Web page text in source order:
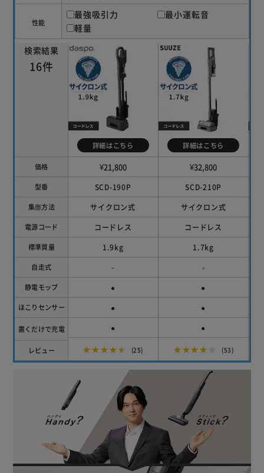
性能
最強吸引力
最小運転音
軽量
価格
型番
集塵方法
電源コード
標準質量
自走式
静電モップ
ほこりセンサー
置くだけで充電
レビュー
詳細はこちら
¥21,800
SCD-190P
サイクロン式
コードレス
1.9kg
-
●
●
●
★★★★★ (25)
詳細はこちら
¥32,800
SCD-210P
サイクロン式
コードレス
1.7kg
-
●
●
●
★★★★★ (53)
検索結果
16件